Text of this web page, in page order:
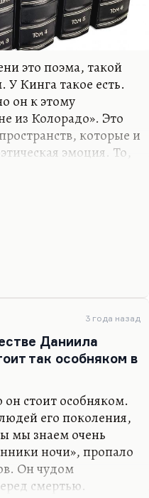
это поэма, такой
У Кинга такое есть.
он к этому
из Колорадо». Это
которые и
эмоция. То,
и так далее.
Ахматова и
пустых
друга моего
считает, что…3 года назад
Даниила
так особняком в
он стоит особняком.
его поколения,
мы знаем очень
ночи», пропало
Он чудом
смертью.